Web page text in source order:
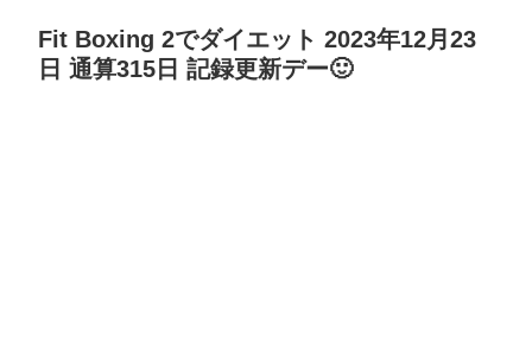
Fit Boxing 2でダイエット 2023年12月23
日 通算315日 記録更新デー🙂